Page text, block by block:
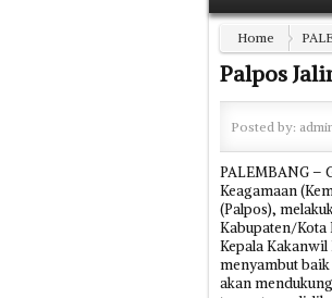
Home
Palpos
Posted by:
PALEMBANG –
Keagamaan
(Palpos),
Kabupaten/Kota
Kepala
menyambut
akan